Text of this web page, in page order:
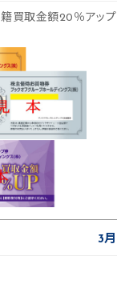
買取金額20％アップ
3月